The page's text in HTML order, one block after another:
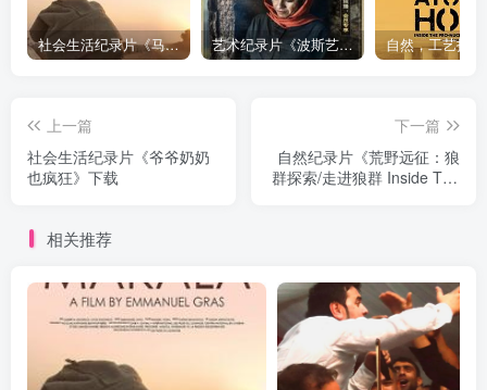
社会生活纪录片《马加拉 Makala》下载 艺术纪录片《波斯艺术 Art of Persia》下载
上一篇
社会生活纪录片《爷爷奶奶
也疯狂》下载
下一篇
自然纪录片《荒野远征：狼
群探索/走进狼群 Inside The
相关推荐